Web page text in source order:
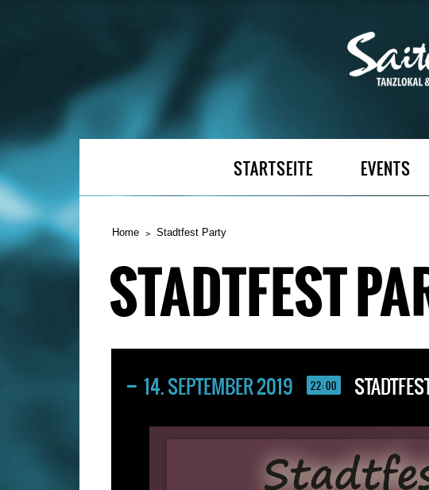
STARTSEITE EVENTS
Home Stadtfest Party
STADTFEST
14. SEPTEMBER 2019 22:00